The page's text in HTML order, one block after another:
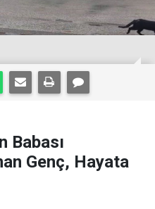
Babası
Genç, Hayata